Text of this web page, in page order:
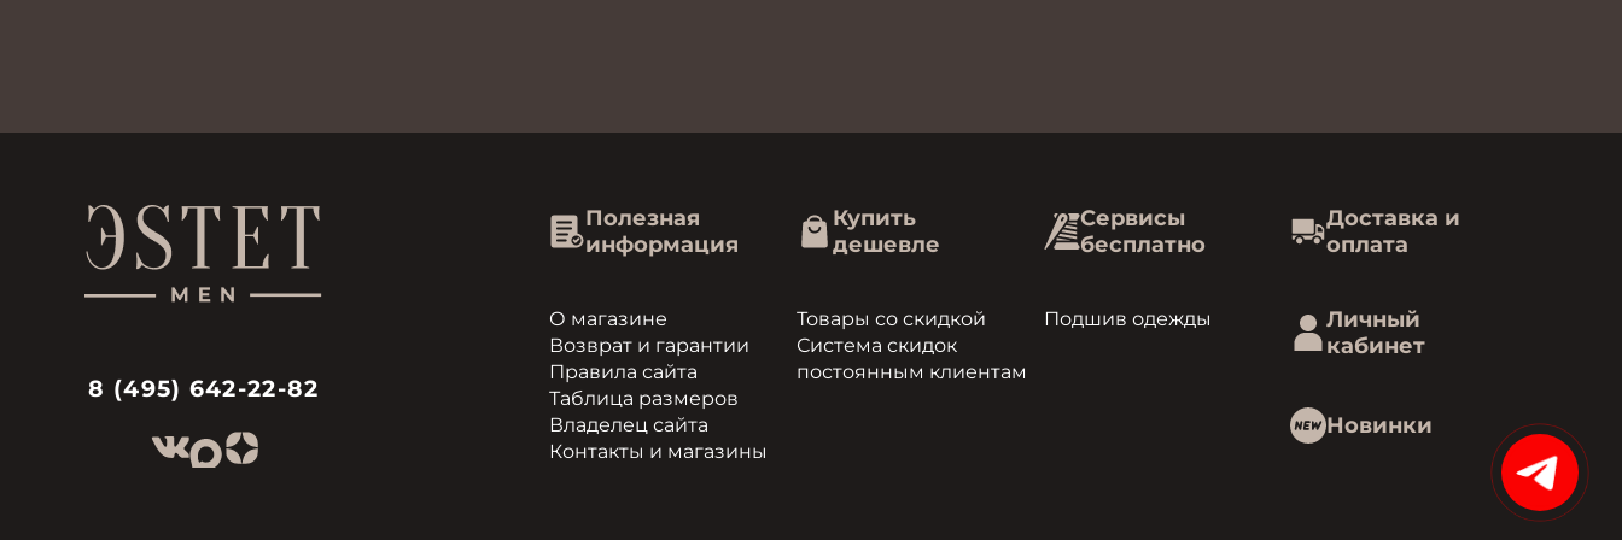
8 (495) 642-22-82
Полезная
информация
О магазине
Возврат и гарантии
Правила сайта
Таблица размеров
Владелец сайта
Контакты и магазины
Купить
дешевле
Товары со скидкой
Система скидок
постоянным клиентам
Сервисы
бесплатно
Подшив одежды
Доставка и
оплата
Личный
кабинет
Новинки
15%